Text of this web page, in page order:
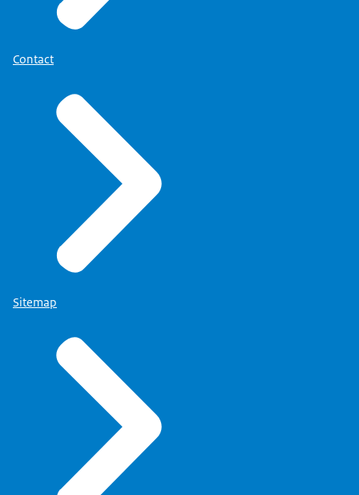
Download
Provinciewet en de financiële kant.
Ik ben door Jan-Peter specifiek
Ik kende de landen
en eilanden redelijk.
Uit je periode als Kamerlid?
Zowel uit de Kamer als ook
persoonlijk, omdat ik er familie heb wonen.
Ik ken de cultuur. Gert Oostindie
heeft daar een boek over geschreven.
maar je moet zacht zijn op het proces
redenen waarom ik gevraagd ben.
Dat heb ik steeds
voor ogen gehouden.
Het zijn allemaal mensen waar
we mee moeten onderhandelen.
Dat moeten we tot een goed eind
Contact
Sitemap